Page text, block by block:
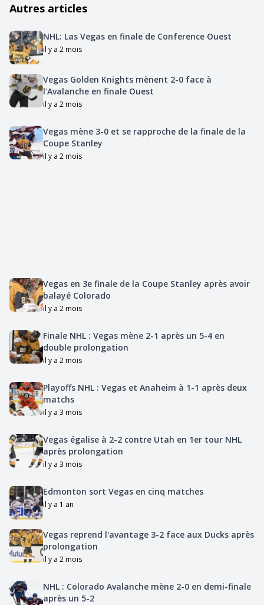
Autres articles
NHL: Las Vegas en finale de Conference Ouest
il y a 2 mois
Vegas Golden Knights mènent 2-0 face à
l'Avalanche en finale Ouest
il y a 2 mois
Vegas mène 3-0 et se rapproche de la finale de la
Coupe Stanley
il y a 2 mois
Vegas en 3e finale de la Coupe Stanley après avoir
balayé Colorado
il y a 2 mois
Finale NHL : Vegas mène 2-1 après un 5-4 en
double prolongation
il y a 2 mois
Playoffs NHL : Vegas et Anaheim à 1-1 après deux
matchs
il y a 3 mois
Vegas égalise à 2-2 contre Utah en 1er tour NHL
après prolongation
il y a 3 mois
Edmonton sort Vegas en cinq matches
il y a 1 an
Vegas reprend l'avantage 3-2 face aux Ducks après
prolongation
il y a 2 mois
NHL : Colorado Avalanche mène 2-0 en demi-finale
après un 5-2